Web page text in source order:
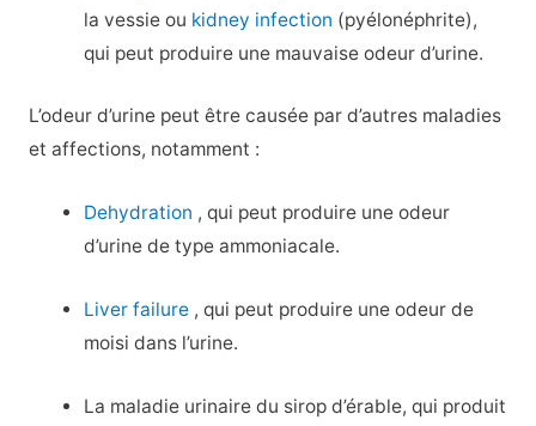
la vessie ou kidney infection (pyélonéphrite),
qui peut produire une mauvaise odeur d’urine.
L’odeur d’urine peut être causée par d’autres maladies
et affections, notamment :
Dehydration , qui peut produire une odeur
d’urine de type ammoniacale.
Liver failure , qui peut produire une odeur de
moisi dans l’urine.
La maladie urinaire du sirop d’érable, qui produit